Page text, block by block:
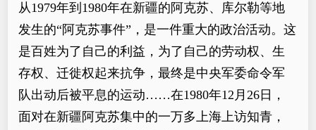
从1979年到1980年在新疆的阿克苏、库尔勒等地
发生的“阿克苏事件”，是一件重大的政治活动。这
是百姓为了自己的利益，为了自己的劳动权、生
存权、迁徙权起来抗争，最终是中央军委命令军
队出动后被平息的运动……在1980年12月26日，
面对在新疆阿克苏集中的一万多上海上访知青，